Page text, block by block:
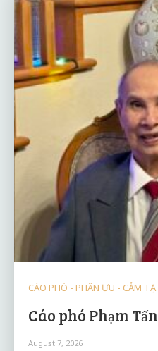
CÁO PHÓ - PHÂN ƯU - CẢM TẠ
Cáo phó Phạm Tấn
August 7, 2026